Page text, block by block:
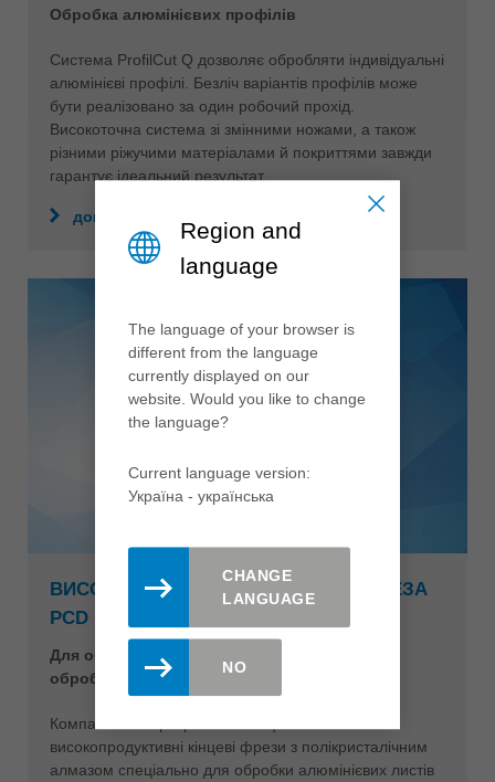
Обробка алюмінієвих профілів
Система ProfilCut Q дозволяє обробляти індивідуальні
алюмінієві профілі. Безліч варіантів профілів може
бути реалізовано за один робочий прохід.
Високоточна система зі змінними ножами, а також
різними ріжучими матеріалами й покриттями завжди
гарантує ідеальний результат.
докладніше
ВИСОКОПРОДУКТИВНА КІНЦЕВА ФРЕЗА
PCD
Для обробки алюмінію без охолодження на
обробних центрах із ЧПК
Компанія Leitz розробила спеціальні
високопродуктивні кінцеві фрези з полікристалічним
алмазом спеціально для обробки алюмінієвих листів
Region and
language
The language of your browser is
different from the language
currently displayed on our
website. Would you like to change
the language?
Current language version:
Україна - yкраїнська
CHANGE
LANGUAGE
NO